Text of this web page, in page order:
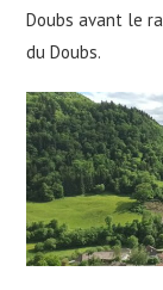
Doubs avant le
du Doubs.